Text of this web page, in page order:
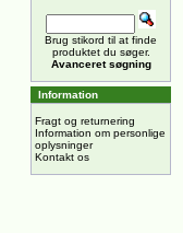
Brug stikord til at finde
produktet du søger.
Avanceret søgning
Information
Fragt og returnering
Information om personlige
oplysninger
Kontakt os